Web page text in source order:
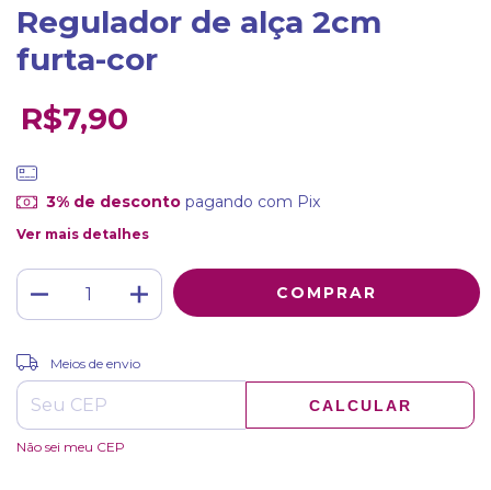
Regulador de alça 2cm
furta-cor
R$7,90
3% de descontopagando com Pix
Ver mais detalhes
Entregas para o CEP:
Meios de envio
CALCULAR
Não sei meu CEP